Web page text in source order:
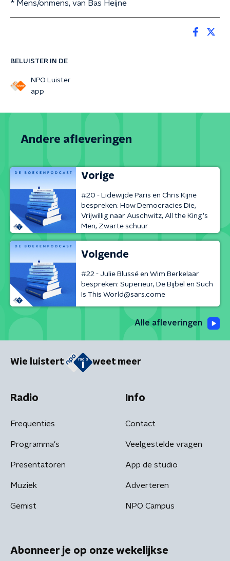
BELUISTER IN DE
NPO Luister
app
* Mens/onmens, van Bas Heijne
Andere afleveringen
Vorige
#20 - Lidewijde Paris en Chris Kijne
bespreken: How Democracies Die,
Vrijwillig naar Auschwitz, All the King's
Men, Zwarte schuur
Volgende
#22 - Julie Blussé en Wim Berkelaar
bespreken: Superieur, De Bijbel en Such
Is This World@sars.come
Alle afleveringen
Wie luistert weet meer
Radio
Frequenties
Programma's
Presentatoren
Muziek
Gemist
Info
Contact
Veelgestelde vragen
App de studio
Adverteren
NPO Campus
Abonneer je op onze wekelijkse